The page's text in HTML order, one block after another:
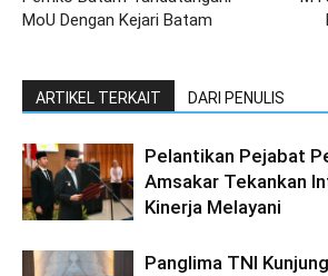
MoU Dengan Kejari Batam
ARTIKEL TERKAIT DARI PENULIS
Pelantikan Pejabat
Amsakar Tekankan
Kinerja Melayani
Panglima TNI